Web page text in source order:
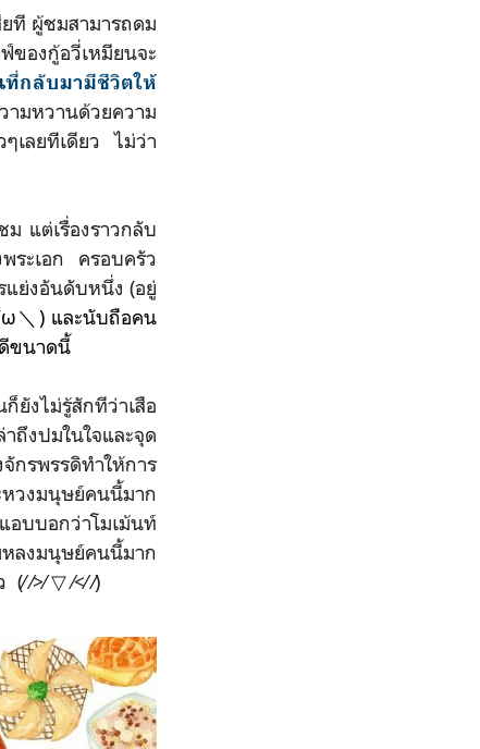
ที ผู้ชมสามารถดม
องกู้อวี่เหมียนจะ
กลับมามีชีวิตให้
ามหวานด้วยความ
เลยทีเดียว ไม่ว่า
ม แต่เรื่องราวกลับ
พระเอก ครอบครัว
แย่งอันดับหนึ่ง (อยู่
＼) และนับถือคน
ขนาดนี้
ยังไม่รู้สักทีว่าเสือ
งปมในใจและจุด
กรพรรดิทำให้การ
หวงมนุษย์คนนี้มาก
อบบอกว่าโมเม้นท์
หลงมนุษย์คนนี้มาก
▽ ⁄<⁄ ⁄)